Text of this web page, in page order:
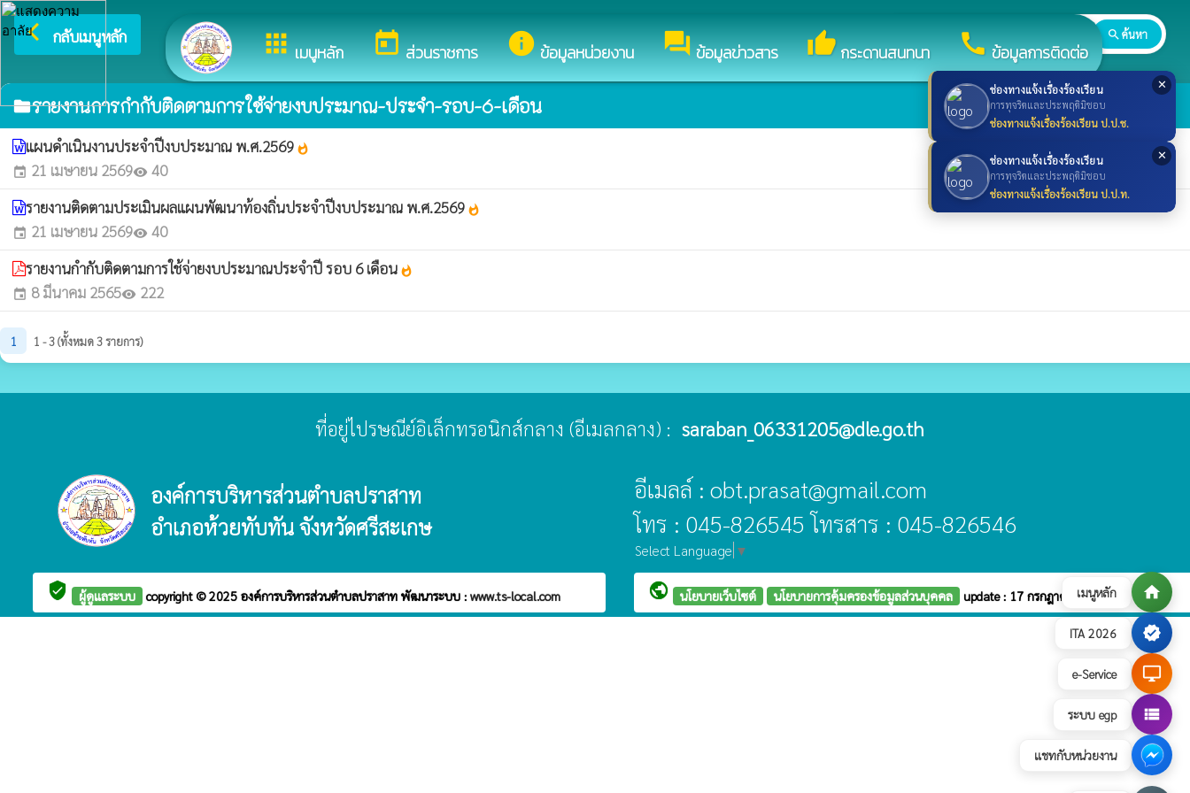
เมนูหลัก home
ITA 2026 verified
e-Service desktop_windows
ระบบ egp view_list
แชทกับหน่วยงาน
✕
ช่องทางแจ้งเรื่องร้องเรียน
การทุจริตและประพฤติมิชอบ
ช่องทางแจ้งเรื่องร้องเรียน ป.ป.ช.
✕
ช่องทางแจ้งเรื่องร้องเรียน
การทุจริตและประพฤติมิชอบ
ช่องทางแจ้งเรื่องร้องเรียน ป.ป.ท.
appsเมนูหลัก todayส่วนราชการ infoข้อมูลหน่วยงาน forumข้อมูลข่าวสาร thumb_upกระดานสนทนา callข้อมูลการติดต่อ
arrow_back_ios กลับเมนูหลัก ยินดีต้อนรับสู่เว็บไซต์ของ องค์การบริหารส่วนตำบลปราสาท search ค้นหา
folderรายงานการกำกับติดตามการใช้จ่ายงบประมาณ-ประจำ-รอบ-6-เดือน
แผนดำเนินงานประจำปีงบประมาณ พ.ศ.2569 whatshot
event 21 เมษายน 2569visibility 40
รายงานติดตามประเมินผลแผนพัฒนาท้องถิ่นประจำปีงบประมาณ พ.ศ.2569 whatshot
event 21 เมษายน 2569visibility 40
รายงานกำกับติดตามการใช้จ่ายงบประมาณประจำปี รอบ 6 เดือน whatshot
event 8 มีนาคม 2565visibility 222
1 1 - 3 (ทั้งหมด 3 รายการ)
ที่อยู่ไปรษณีย์อิเล็กทรอนิกส์กลาง (อีเมลกลาง) : saraban_06331205@dle.go.th
องค์การบริหารส่วนตำบลปราสาท
อำเภอห้วยทับทัน จังหวัดศรีสะเกษ
อีเมลล์ : obt.prasat@gmail.com
โทร : 045-826545 โทรสาร : 045-826546
Select Language ▼
verified_user ผู้ดูแลระบบ copyright © 2025 องค์การบริหารส่วนตำบลปราสาท พัฒนาระบบ : www.ts-local.com public นโยบายเว็บไซต์ นโยบายการคุ้มครองข้อมูลส่วนบุคคล update : 17 กรกฎาคม 2569